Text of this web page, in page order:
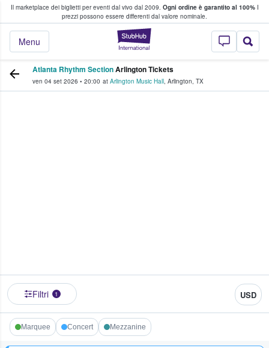
Il marketplace dei biglietti per eventi dal vivo dal 2009. Ogni ordine è garantito al 100%I
prezzi possono essere differenti dal valore nominale.
StubHub - Dove
Menu
fan comprano e vendono biglietti
Atlanta Rhythm SectionArlington Tickets
ven 04 set 2026 • 20:00 at Arlington Music Hall, Arlington, TX
Filtri 1 USD
Marquee Concert Mezzanine